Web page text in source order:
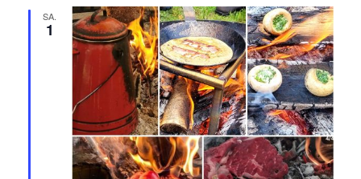
SA.
1